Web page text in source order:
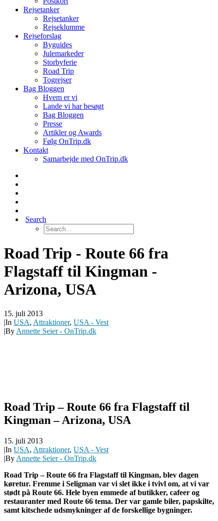
Rejsetanker
Rejsetanker
Rejseklumme
Rejseforslag
Byguides
Julemarkeder
Storbyferie
Road Trip
Togrejser
Bag Bloggen
Hvem er vi
Lande vi har besøgt
Bag Bloggen
Presse
Artikler og Awards
Følg OnTrip.dk
Kontakt
Samarbejde med OnTrip.dk
Search
Road Trip - Route 66 fra
Flagstaff til Kingman -
15. juli 2013
|In USA, Attraktioner, USA - Vest
|By Annette Seier - OnTrip.dk
Road Trip – Route 66 fra Flagstaff til
15. juli 2013
|In USA, Attraktioner, USA - Vest
|By Annette Seier - OnTrip.dk
Road Trip – Route 66 fra Flagstaff til Kingman, blev dagen
køretur. Fremme i Seligman var vi slet ikke i tvivl om, at vi var
stødt på Route 66. Hele byen emmede af butikker, cafeer og
restauranter med Route 66 tema. Der var gamle biler, papskilte,
samt kitschede udsmykninger af de forskellige bygninger.